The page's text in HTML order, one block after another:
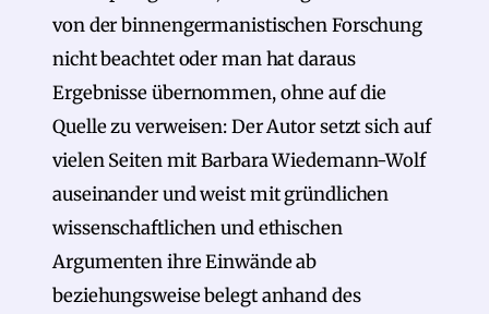
von der binnengermanistischen Forschung
nicht beachtet oder man hat daraus
Ergebnisse übernommen, ohne auf die
Quelle zu verweisen: Der Autor setzt sich auf
vielen Seiten mit Barbara Wiedemann-Wolf
auseinander und weist mit gründlichen
wissenschaftlichen und ethischen
Argumenten ihre Einwände ab
beziehungsweise belegt anhand des